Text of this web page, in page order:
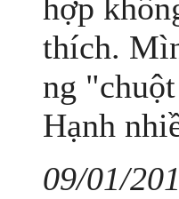
hợp
thích.
ng
Hạnh
09/01/